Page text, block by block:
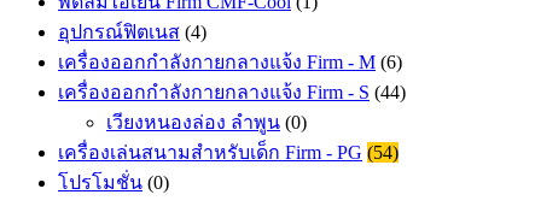
อุปกรณ์ฟิตเนส (4)
เครื่องออกกำลังกายกลางแจ้ง Firm - M (6)
เครื่องออกกำลังกายกลางแจ้ง Firm - S (44)
เวียงหนองล่อง ลำพูน (0)
เครื่องเล่นสนามสำหรับเด็ก Firm - PG (54)
โปรโมชั่น (0)